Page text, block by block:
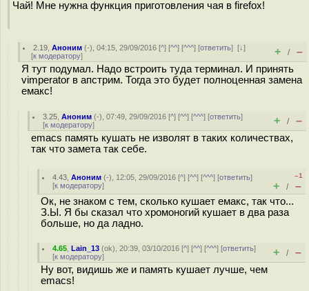
Чай! Мне нужна функция приготовления чая в firefox!
2.19 ,Аноним (-), 04:15, 29/09/2016 [^] [^^] [^^^] [ответить][↓]
[к модератору] + / –
Я тут подумал. Надо встроить туда терминал. И принять
vimperator в апстрим. Тогда это будет полноценная замена
емакс!
3.25 ,Аноним (-), 07:49, 29/09/2016 [^] [^^] [^^^] [ответить]
[к модератору] + / –
emacs память кушать не изволят в таких количествах,
так что замета так себе.
4.43 ,Аноним (-), 12:05, 29/09/2016 [^] [^^] [^^^] [ответить]
[к модератору]
–1
+ / –
Ок, не знаком с тем, сколько кушает емакс, так что...
З.Ы. Я бы сказал что хромоногий кушает в два раза
больше, но да ладно.
4.65 ,Lain_13 (ok), 20:39, 03/10/2016 [^] [^^] [^^^] [ответить]
[к модератору] + / –
Ну вот, видишь же и память кушает лучше, чем
emacs!